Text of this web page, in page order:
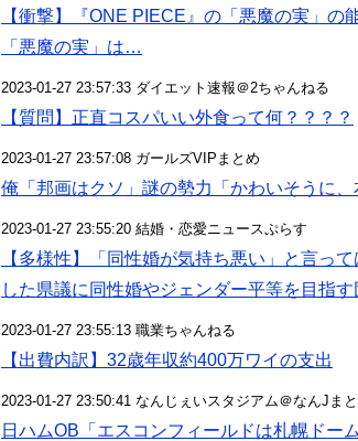
【衝撃】『ONE PIECE』の「悪魔の実」
「悪魔の実」は…
2023-01-27 23:57:33 ダイエット速報＠2ちゃんねる
【質問】正直コスパいい外食って何？？？？
2023-01-27 23:57:08 ガールズVIPまとめ
俺「邦画はクソ」謎の勢力「かわいそうに
2023-01-27 23:55:20 結婚・恋愛ニュースぷらす
【多様性】「同性婚が気持ち悪い」と言
した県議に同性婚やジェンダー平等を目指
2023-01-27 23:55:13 職業ちゃんねる
【出費内訳】32歳年収約400万ワイの支出
2023-01-27 23:50:41 なんじぇいスタジアム＠なんJま
日ハムOB「エスコンフィールドは札幌ドー